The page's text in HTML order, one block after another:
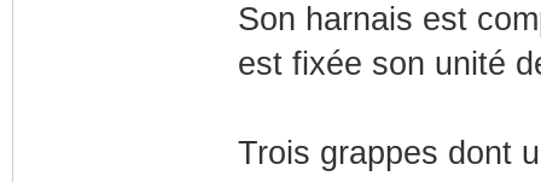
Son harnais est
est fixée son unité
Trois grappes dont